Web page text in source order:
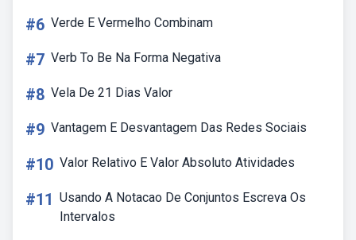
#6 Verde E Vermelho Combinam
#7 Verb To Be Na Forma Negativa
#8 Vela De 21 Dias Valor
#9 Vantagem E Desvantagem Das Redes Sociais
#10 Valor Relativo E Valor Absoluto Atividades
#11 Usando A Notacao De Conjuntos Escreva Os
Intervalos